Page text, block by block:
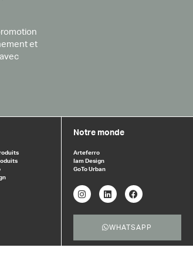
et
Notre monde
Arteferro
Iam Design
GoTo Urban
WHATSAPP